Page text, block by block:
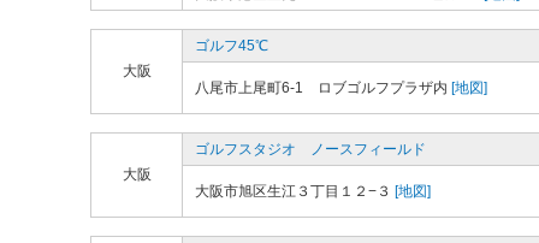
大阪
ゴルフ45℃
八尾市上尾町6-1 ロブゴルフプラザ内 [地図]
大阪
ゴルフスタジオ ノースフィールド
大阪市旭区生江３丁目１２−３ [地図]